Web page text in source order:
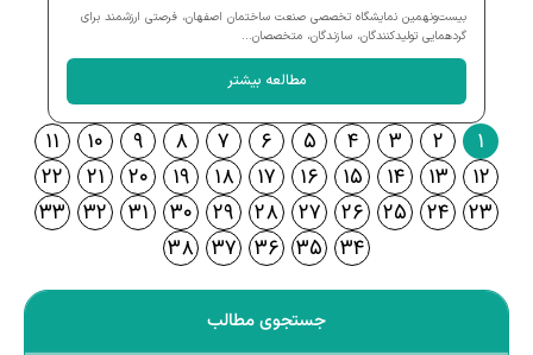
بیست‌ونهمین نمایشگاه تخصصی صنعت ساختمان اصفهان، فرصتی ارزشمند برای
گردهمایی تولیدکنندگان، سازندگان، متخصصان...
مطالعه بیشتر
۱ ۲ ۳ ۴ ۵ ۶ ۷ ۸ ۹ ۱۰
۱۱
۱۲
۱۳ ۱۴ ۱۵ ۱۶ ۱۷ ۱۸ ۱۹ ۲۰ ۲۱
۲۲
۲۳
۲۴ ۲۵ ۲۶ ۲۷ ۲۸ ۲۹ ۳۰ ۳۱ ۳۲ ۳۳
۳۴ ۳۵ ۳۶ ۳۷ ۳۸
جستجوی مطالب